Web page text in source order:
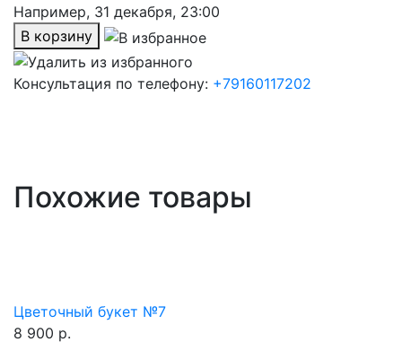
Например, 31 декабря, 23:00
В корзину
Консультация по телефону: +79160117202
Похожие товары
Цветочный букет №7
8 900 р.